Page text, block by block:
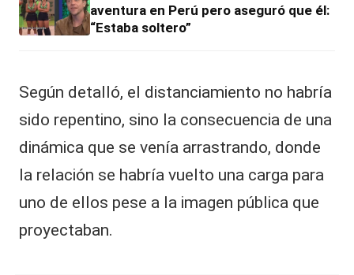
aventura en Perú pero aseguró que él:
“Estaba soltero”
Según detalló, el distanciamiento no habría
sido repentino, sino la consecuencia de una
dinámica que se venía arrastrando, donde
la relación se habría vuelto una carga para
uno de ellos pese a la imagen pública que
proyectaban.